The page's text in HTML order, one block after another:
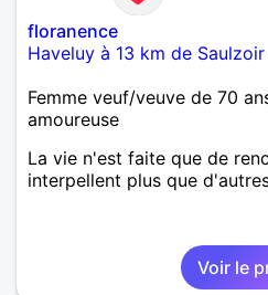
floranence
Haveluy à 13 km de Saulzoir
Femme veuf/veuve de 70
amoureuse
La vie n'est faite que de
interpellent plus que
Voir le